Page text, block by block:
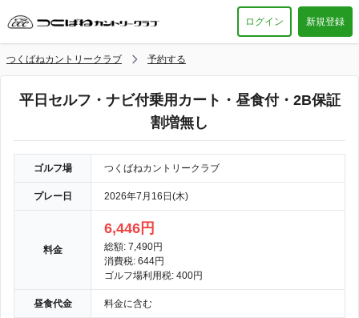
ログイン 新規登録
つくばねカントリークラブ 予約する
平日セルフ・ナビ付乗用カート・昼食付・2B保証
割増無し
ゴルフ場 つくばねカントリークラブ
プレー日 2026年7月16日(木)
料金
6,446円
総額: 7,490円
消費税: 644円
ゴルフ場利用税: 400円
昼食代金 料金に含む